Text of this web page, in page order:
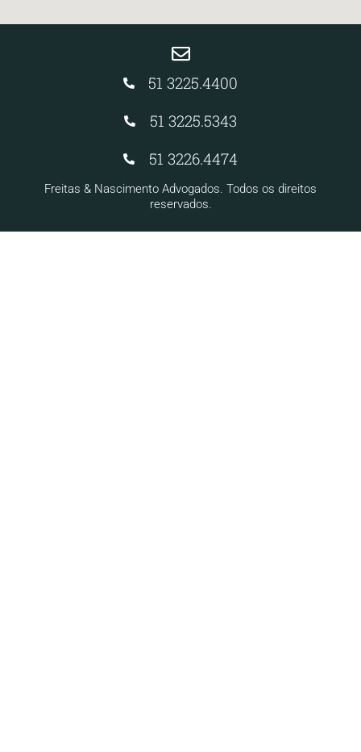
Freitas & Nascimento Advogados. Todos os direitos
reservados.
51 3225.4400
51 3225.5343
51 3226.4474